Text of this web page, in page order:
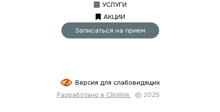
УСЛУГИ
АКЦИИ
Записаться на прием
Версия для слабовидящих
Разработано в Clinilink
© 2025